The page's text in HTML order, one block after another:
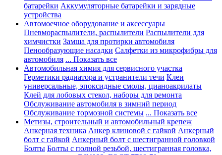
батарейки Аккумуляторные батарейки и зарядные
устройства
Автомоечное оборудование и аксессуары
Пневмораспылители, распылители Распылители для
химчистки Замша для протирки автомобиля
Пенообразующие насадки Салфетки из микрофибры для
автомобиля ... Показать все
Автомобильная химия для сервисного участка
Герметики радиатора и устранители течи Клеи
универсальные, эпоксидные смолы, цианоакрилаты
Клей для лобовых стекол, наборы для ремонта
Обслуживание автомобиля в зимний период
Обслуживание тормозной системы ... Показать все
Метизы, строительный и автомобильный крепеж
Анкерная техника Анкер клиновой с гайкой Анкерный
болт с гайкой Анкерный болт с шестигранной головкой
Болты Болты с полной резьбой, шестигранная головка,